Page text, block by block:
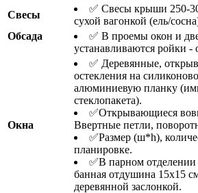
Свесы
✅ Свесы крыши 250-
сухой вагонкой (ель/
Обсада
✅ В проемы окон и
устанавливаются ройки -
Окна
✅ Деревянные,
остекления на
алюминиевую планку
стеклопакета).
✅Открывающиеся
Ввертные петли,
✅Размер (ш*h),
планировке.
✅В парном
банная отдушина 15х15
деревянной заслонкой.